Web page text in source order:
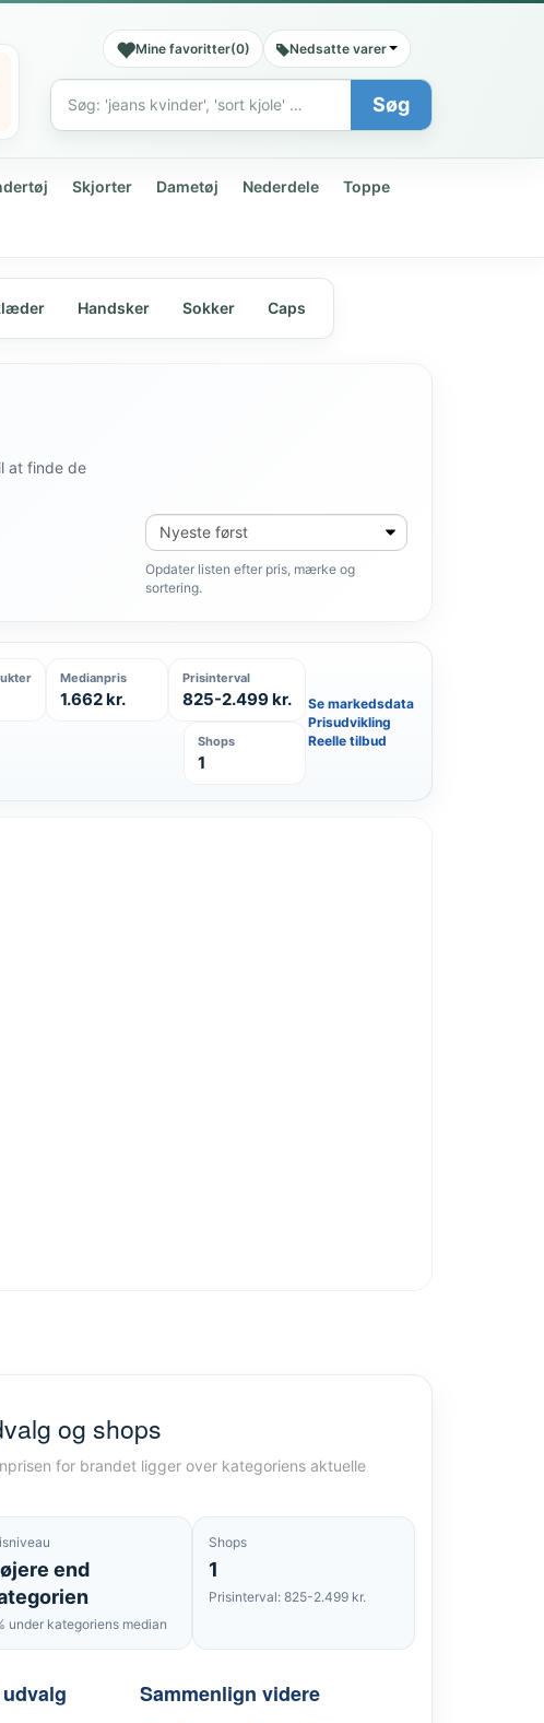
Mine favoritter(0) Nedsatte varer
Søg
Søg
Skjorter Dametøj Nederdele Toppe
Handsker Sokker Caps
at finde de
Sortér
produkter
Opdater listen efter pris, mærke og
sortering.
Medianpris
1.662 kr.
Prisinterval
825-2.499 kr.
Shops
1
Se markedsdata
Prisudvikling
Reelle tilbud
og shops
for brandet ligger over kategoriens aktuelle
end
under kategoriens median
Shops
1
Prisinterval: 825-2.499 kr.
Sammenlign videre